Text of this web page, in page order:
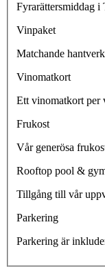
Fyrarättersmiddag i
Vinpaket
Matchande
Vinomatkort
Ett vinomatkort per
Frukost
Vår generösa
Rooftop pool &
Tillgång till vår
Parkering
Parkering är